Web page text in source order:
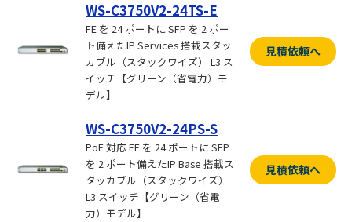
WS-C3750V2-24TS-E
FE を 24 ポートに SFP を 2 ポー
ト備えたIP Services 搭載スタッ
カブル（スタックワイズ） L3 ス
イッチ【グリーン（省電力）モ
デル】
見積依頼へ
WS-C3750V2-24PS-S
PoE 対応 FE を 24 ポートに SFP
を 2 ポート備えたIP Base 搭載ス
タッカブル（スタックワイズ）
L3 スイッチ【グリーン（省電
力）モデル】
見積依頼へ